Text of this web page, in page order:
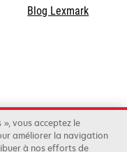
Blog Lexmark
vous acceptez le
améliorer la navigation
à nos efforts de